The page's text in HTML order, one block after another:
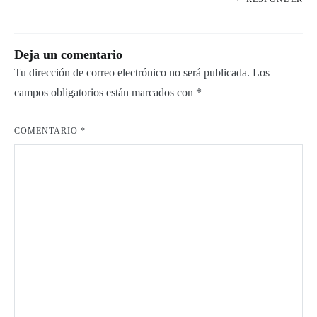
Deja un comentario
Tu dirección de correo electrónico no será publicada. Los
campos obligatorios están marcados con *
COMENTARIO *